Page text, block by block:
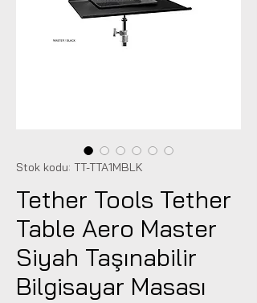
Stok kodu: TT-TTA1MBLK
Tether Tools Tether
Table Aero Master
Siyah Taşınabilir
Bilgisayar Masası